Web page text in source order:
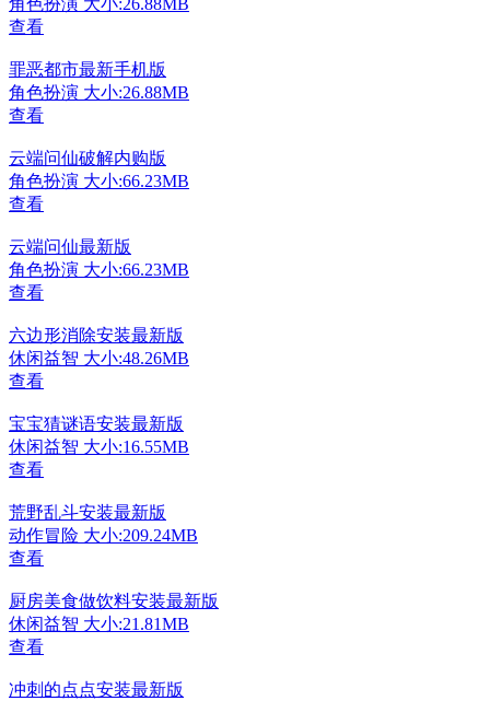
角色扮演 大小:26.88MB
查看
罪恶都市最新手机版
角色扮演 大小:26.88MB
查看
云端问仙破解内购版
角色扮演 大小:66.23MB
查看
云端问仙最新版
角色扮演 大小:66.23MB
查看
六边形消除安装最新版
休闲益智 大小:48.26MB
查看
宝宝猜谜语安装最新版
休闲益智 大小:16.55MB
查看
荒野乱斗安装最新版
动作冒险 大小:209.24MB
查看
厨房美食做饮料安装最新版
休闲益智 大小:21.81MB
查看
冲刺的点点安装最新版